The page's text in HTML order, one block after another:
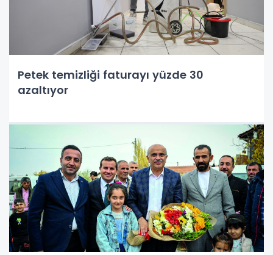
Petek temizliği faturayı yüzde 30
azaltıyor